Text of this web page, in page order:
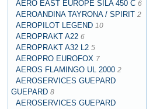
AERO EAST EUROPE SILA 450 C 6
AEROANDINA TAYRONA / SPIRIT 2
AEROPILOT LEGEND10
AEROPRAKT A22 6
AEROPRAKT A32 L2 5
AEROPRO EUROFOX 7
AEROS FLAMINGO UL 2000 2
AEROSERVICES GUEPARD
GUEPARD 8
AEROSERVICES GUEPARD